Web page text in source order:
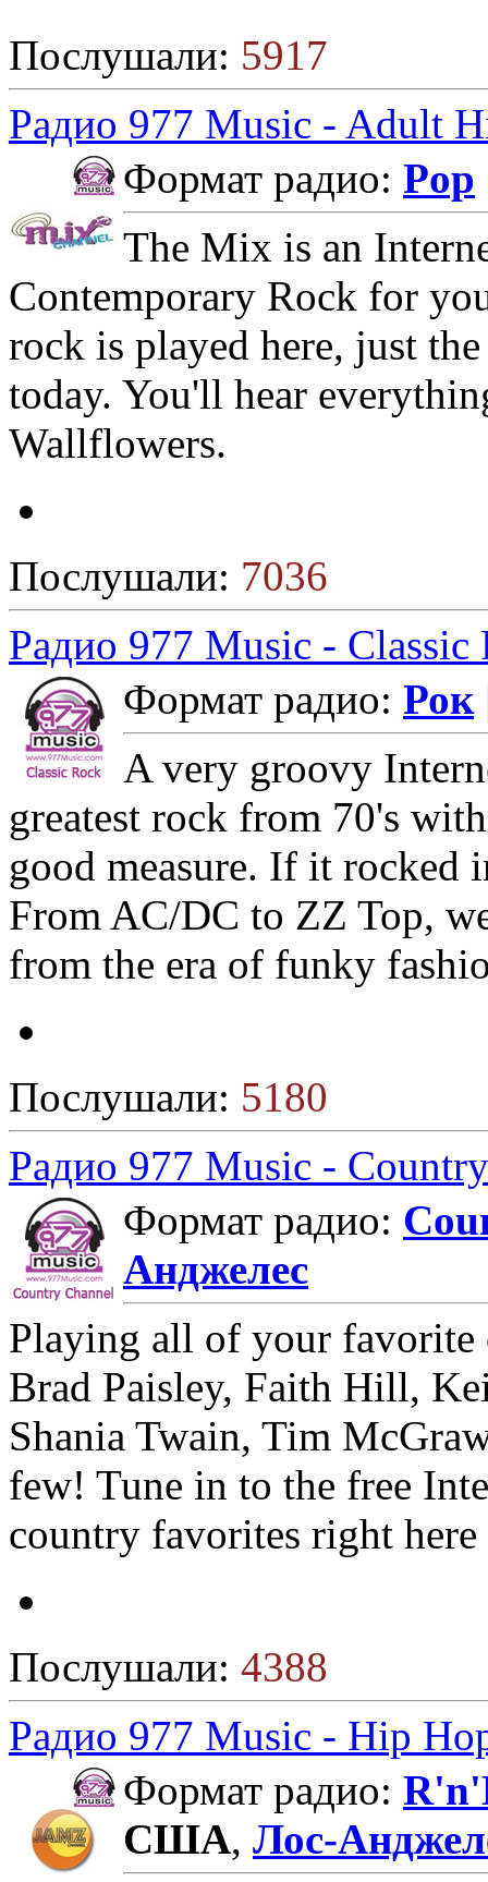
Послушали: 5917
Радио 977 Music - Adult
Формат радио: Pop
The Mix is an
Contemporary Rock for
rock is played here, just
today. You'll hear
Wallflowers.
Послушали: 7036
Радио 977 Music - Classic
Формат радио: Рок
A very groovy
greatest rock from 70's
good measure. If it rocked
From AC/DC to ZZ Top,
from the era of funky
Послушали: 5180
Радио 977 Music - Country
Формат радио:
Анджелес
Playing all of your favorite
Brad Paisley, Faith Hill,
Shania Twain, Tim
few! Tune in to the free
country favorites right
Послушали: 4388
Радио 977 Music - Hip
Формат радио:
США, Лос-